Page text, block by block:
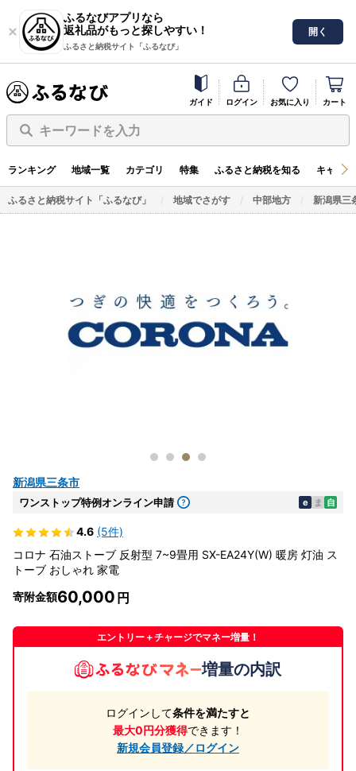
ふるなびアプリなら
返礼品がもっと探しやすい！
ふるさと納税サイト「ふるなび」
開く
ガイド ログイン お気に入り カート
キーワードを入力
ランキング 地域一覧 カテゴリ 特集 ふるさと納税を知る キャン
ふるさと納税サイト「ふるなび」 地域でさがす 中部地方 新潟県三
新潟県三条市
ワンストップ特例オンライン申請 e ま 自
4.6 (5件)
コロナ 石油ストーブ 反射型 7~9畳用 SX-EA24Y(W) 暖房 灯油 ス
トーブ おしゃれ 家電
寄附金額60,000
エントリー＋チャージでマネー増量！
増量の内訳
ログインして条件を満たすと
最大0円分獲得できます！
新規会員登録／ログイン